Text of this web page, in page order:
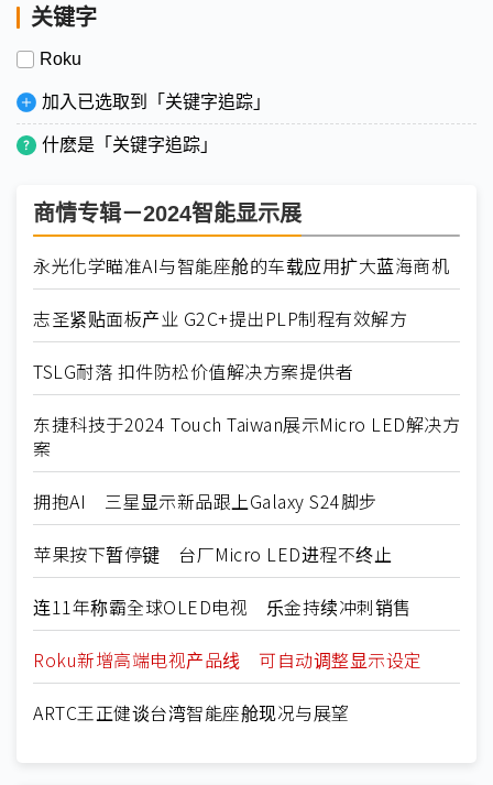
关键字
Roku
加入已选取到「关键字追踪」
什麽是「关键字追踪」
商情专辑－2024智能显示展
永光化学瞄准AI与智能座舱的车载应用扩大蓝海商机
志圣紧贴面板产业 G2C+提出PLP制程有效解方
TSLG耐落 扣件防松价值解决方案提供者
东捷科技于2024 Touch Taiwan展示Micro LED解决方
案
拥抱AI 三星显示新品跟上Galaxy S24脚步
苹果按下暂停键 台厂Micro LED进程不终止
连11年称霸全球OLED电视 乐金持续冲刺销售
Roku新增高端电视产品线 可自动调整显示设定
ARTC王正健谈台湾智能座舱现况与展望